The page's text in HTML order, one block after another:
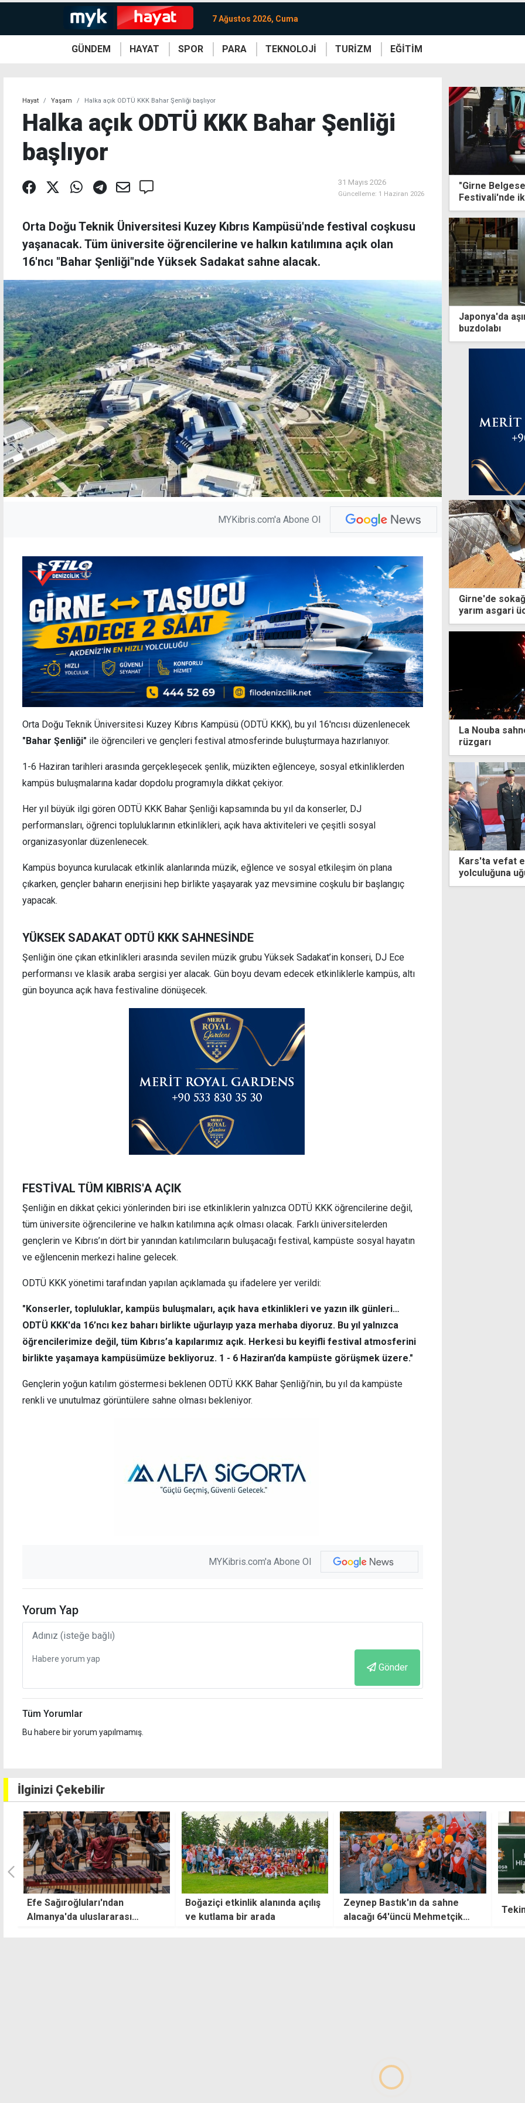
7 Ağustos 2026, Cuma
GÜNDEM HAYAT SPOR PARA TEKNOLOJİ TURİZM EĞİTİM
Hayat Yaşam Halka açık ODTÜ KKK Bahar Şenliği başlıyor
Halka açık ODTÜ KKK Bahar Şenliği
başlıyor
31 Mayıs 2026
Güncelleme: 1 Haziran 2026
Orta Doğu Teknik Üniversitesi Kuzey Kıbrıs Kampüsü'nde festival coşkusu
yaşanacak. Tüm üniversite öğrencilerine ve halkın katılımına açık olan
16'ncı "Bahar Şenliği"nde Yüksek Sadakat sahne alacak.
MYKibris.com'a Abone Ol
Orta Doğu Teknik Üniversitesi Kuzey Kıbrıs Kampüsü (ODTÜ KKK), bu yıl 16'ncısı düzenlenecek
"Bahar Şenliği" ile öğrencileri ve gençleri festival atmosferinde buluşturmaya hazırlanıyor.
1-6 Haziran tarihleri arasında gerçekleşecek şenlik, müzikten eğlenceye, sosyal etkinliklerden
kampüs buluşmalarına kadar dopdolu programıyla dikkat çekiyor.
Her yıl büyük ilgi gören ODTÜ KKK Bahar Şenliği kapsamında bu yıl da konserler, DJ
performansları, öğrenci topluluklarının etkinlikleri, açık hava aktiviteleri ve çeşitli sosyal
organizasyonlar düzenlenecek.
Kampüs boyunca kurulacak etkinlik alanlarında müzik, eğlence ve sosyal etkileşim ön plana
çıkarken, gençler baharın enerjisini hep birlikte yaşayarak yaz mevsimine coşkulu bir başlangıç
yapacak.
YÜKSEK SADAKAT ODTÜ KKK SAHNESİNDE
Şenliğin öne çıkan etkinlikleri arasında sevilen müzik grubu Yüksek Sadakat’in konseri, DJ Ece
performansı ve klasik araba sergisi yer alacak. Gün boyu devam edecek etkinliklerle kampüs, altı
gün boyunca açık hava festivaline dönüşecek.
FESTİVAL TÜM KIBRIS'A AÇIK
Şenliğin en dikkat çekici yönlerinden biri ise etkinliklerin yalnızca ODTÜ KKK öğrencilerine değil,
tüm üniversite öğrencilerine ve halkın katılımına açık olması olacak. Farklı üniversitelerden
gençlerin ve Kıbrıs’ın dört bir yanından katılımcıların buluşacağı festival, kampüste sosyal hayatın
ve eğlencenin merkezi haline gelecek.
ODTÜ KKK yönetimi tarafından yapılan açıklamada şu ifadelere yer verildi:
"Konserler, topluluklar, kampüs buluşmaları, açık hava etkinlikleri ve yazın ilk günleri…
ODTÜ KKK'da 16’ncı kez baharı birlikte uğurlayıp yaza merhaba diyoruz. Bu yıl yalnızca
öğrencilerimize değil, tüm Kıbrıs’a kapılarımız açık. Herkesi bu keyifli festival atmosferini
birlikte yaşamaya kampüsümüze bekliyoruz. 1 - 6 Haziran’da kampüste görüşmek üzere."
Gençlerin yoğun katılım göstermesi beklenen ODTÜ KKK Bahar Şenliği’nin, bu yıl da kampüste
renkli ve unutulmaz görüntülere sahne olması bekleniyor.
MYKibris.com'a Abone Ol
Yorum Yap
Gönder
Tüm Yorumlar
Bu habere bir yorum yapılmamış.
"Girne
Festivali'nde
Japonya'da aşırı
buzdolabı
Girne'de
yarım asgari
La Nouba
rüzgarı
yolculuğuna uğurlandı
Nergisli'de
İlginizi Çekebilir
Boğaziçi etkinlik alanında açılış
ve kutlama bir arada
Zeynep Bastık'ın da sahne
alacağı 64'üncü Mehmetçik
Tekin Birinci için son görev